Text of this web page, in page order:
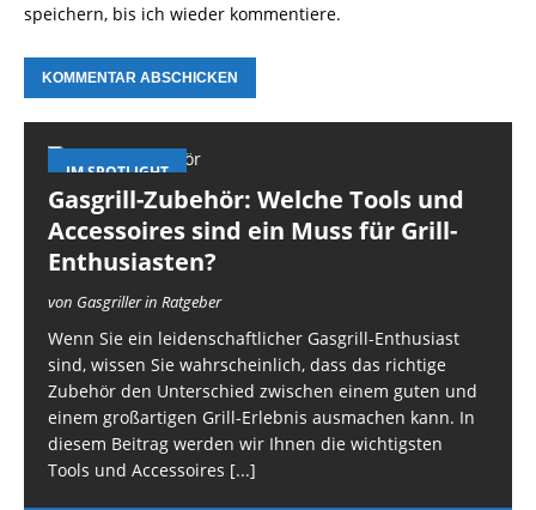
speichern, bis ich wieder kommentiere.
IM SPOTLIGHT
Gasgrill-Zubehör: Welche Tools und
Accessoires sind ein Muss für Grill-
Enthusiasten?
von Gasgriller in Ratgeber
Wenn Sie ein leidenschaftlicher Gasgrill-Enthusiast
sind, wissen Sie wahrscheinlich, dass das richtige
Zubehör den Unterschied zwischen einem guten und
einem großartigen Grill-Erlebnis ausmachen kann. In
diesem Beitrag werden wir Ihnen die wichtigsten
Tools und Accessoires [...]